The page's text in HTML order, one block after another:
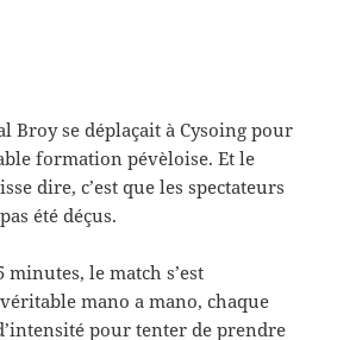
Broy se déplaçait à Cysoing pour
formation pévèloise. Et le
dire, c’est que les spectateurs
été déçus.
minutes, le match s’est
mano a mano, chaque
pour tenter de prendre